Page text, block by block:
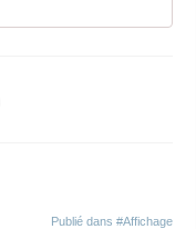
Publié dans #Affichage